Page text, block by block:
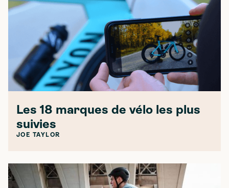
Les 18 marques de vélo les plus
suivies
JOE TAYLOR